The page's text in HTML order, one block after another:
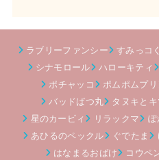
ラブリーファンシー すみっコ
シナモロール
ハローキティ
ポチャッコ
ポムポムプリ
バッドばつ丸
タヌキとキ
星のカービィ
リラックマ ぽ
あひるのペックル
ぐでたま
はなまるおばけ
コウペ